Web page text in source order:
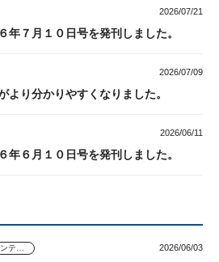
2026/07/21
年７月１０日号を発刊しました。
2026/07/09
より分かりやすくなりました。
2026/06/11
年６月１０日号を発刊しました。
お役立ちコンテンツ 2026/06/03